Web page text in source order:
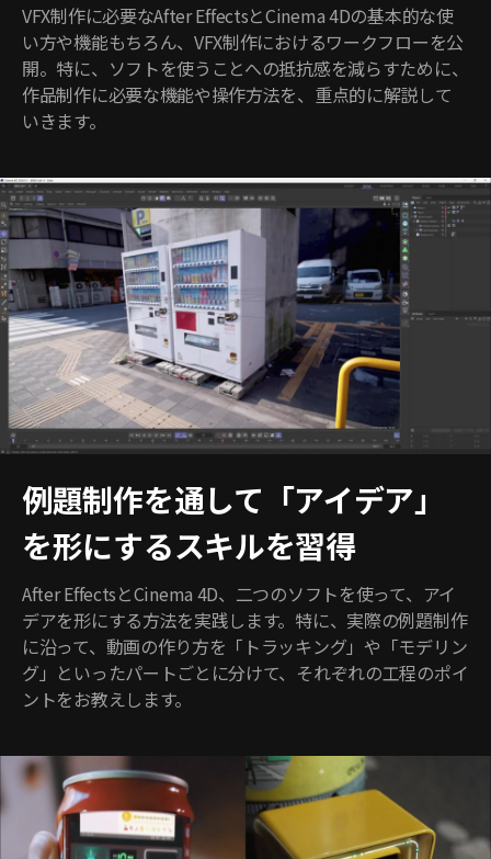
VFX制作に必要なAfter EffectsとCinema 4Dの基本的な使
い方や機能もちろん、VFX制作におけるワークフローを公
開。特に、ソフトを使うことへの抵抗感を減らすために、
作品制作に必要な機能や操作方法を、重点的に解説して
いきます。
例題制作を通して「アイデア」
を形にするスキルを習得
After EffectsとCinema 4D、二つのソフトを使って、アイ
デアを形にする方法を実践します。特に、実際の例題制作
に沿って、動画の作り方を「トラッキング」や「モデリン
グ」といったパートごとに分けて、それぞれの工程のポイ
ントをお教えします。